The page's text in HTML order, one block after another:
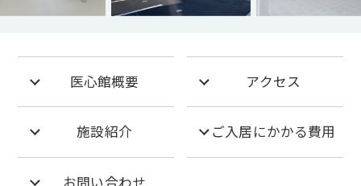
医心館概要 アクセス
施設紹介 ご入居にかかる費用
お問い合わせ